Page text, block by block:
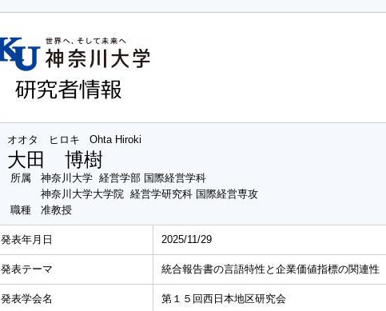
オオタ ヒロキ Ohta Hiroki
大田 博樹
所属
神奈川大学 経営学部 国際経営学科
神奈川大学大学院 経営学研究科 国際経営専攻
職種
准教授
発表年月日 2025/11/29
発表テーマ 統合報告書の言語特性と企業価値指標の関連性
発表学会名 第１５回西日本地区研究会